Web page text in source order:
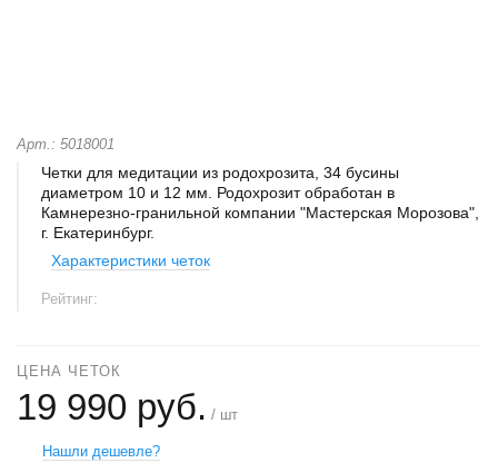
Арт.: 5018001
Четки для медитации из родохрозита, 34 бусины
диаметром 10 и 12 мм. Родохрозит обработан в
Камнерезно-гранильной компании "Мастерская Морозова",
г. Екатеринбург.
Характеристики четок
Рейтинг:
ЦЕНА ЧЕТОК
19 990 руб. / шт
Нашли дешевле?